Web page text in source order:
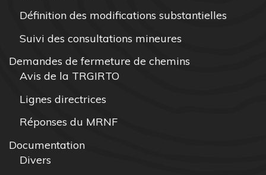
Définition des modifications substantielles
Suivi des consultations mineures
Demandes de fermeture de chemins
Avis de la TRGIRTO
Lignes directrices
Réponses du MRNF
Documentation
Divers